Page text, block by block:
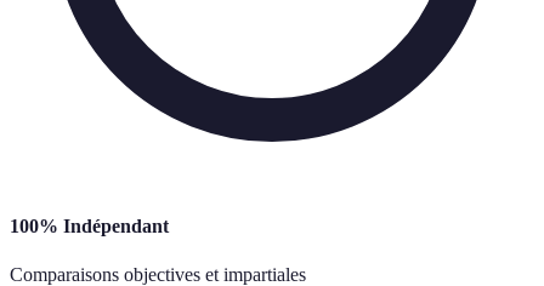
100% Indépendant
Comparaisons objectives et impartiales